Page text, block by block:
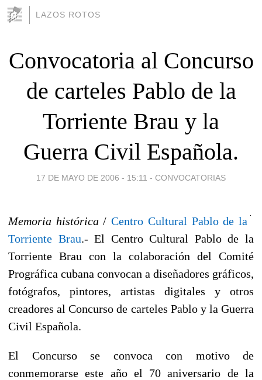
LAZOS ROTOS
Convocatoria al Concurso
de carteles Pablo de la
Torriente Brau y la
Guerra Civil Española.
17 DE MAYO DE 2006 - 15:11 - CONVOCATORIAS
Memoria histórica/Centro Cultural Pablo de la
Torriente Brau.- El Centro Cultural Pablo de la
Torriente Brau con la colaboración del Comité
Prográfica cubana convocan a diseñadores gráficos,
fotógrafos, pintores, artistas digitales y otros
creadores al Concurso de carteles Pablo y la Guerra
Civil Española.
El Concurso se convoca con motivo de
conmemorarse este año el 70 aniversario de la